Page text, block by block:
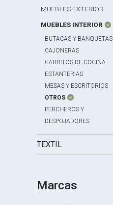
MUEBLES EXTERIOR
MUEBLES INTERIOR
BUTACAS Y BANQUETAS
CAJONERAS
CARRITOS DE COCINA
ESTANTERIAS
MESAS Y ESCRITORIOS
OTROS
PERCHEROS Y
DESPOJADORES
TEXTIL
Marcas